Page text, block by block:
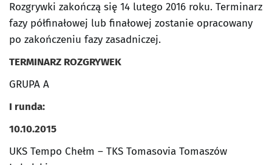
Rozgrywki zakończą się 14 lutego 2016 roku. Terminarz
fazy półfinałowej lub finałowej zostanie opracowany
po zakończeniu fazy zasadniczej.
TERMINARZ ROZGRYWEK
GRUPA A
I runda:
10.10.2015
UKS Tempo Chełm – TKS Tomasovia Tomaszów